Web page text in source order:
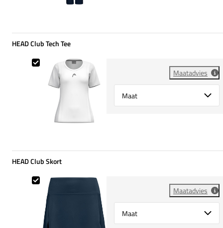
HEAD Club Tech Tee
Maatadvies
Select {option} for {name}
HEAD Club Tech Tee
HEAD Club Skort
Maatadvies
Select {option} for {name}
HEAD Club Skort